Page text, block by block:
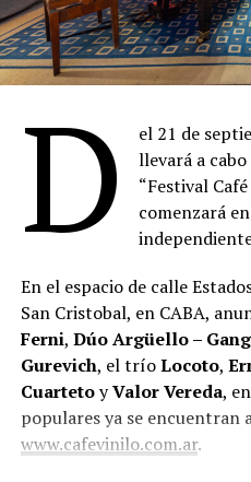
D
el 21 de
llevará a
“Festival
comenzará
En el espacio de calle
San Cristobal, en CABA,
Ferni, Dúo Argüello –
Gurevich, el tríoLocoto,
CuartetoyValor Vereda,
populares ya se encuentran
www.cafevinilo.com.ar.